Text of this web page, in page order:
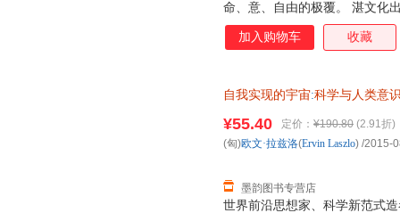
命、意、自由的极覆。 湛文化
加入购物车 收藏
自我实现的宇宙:科学与人类意
世界前沿思想家、科学新范式
¥55.40 定价： ¥190.80 (2.91折)
墨韵图书专营店
(匈)欧文·拉兹洛(Ervin Laszlo) /2015-